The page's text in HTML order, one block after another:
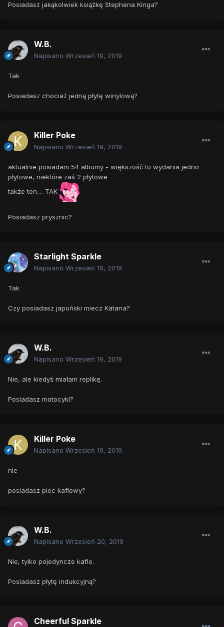
Posiadasz jakąkolwiek książkę Stephena Kinga?
W.B.
Napisano Wrzesień 19, 2019
Tak
Posiadasz chociaż jedną płytę winylową?
Killer Poke
Napisano Wrzesień 19, 2019
aktualnie posiadam 54 albumy - większość to wydania jedno
płytowe, niektóre zaś 2 płytowe
także ten.... TAK
Posiadasz prysznic?
Starlight Sparkle
Napisano Wrzesień 19, 2019
Tak
Czy posiadasz japoński miecz Katana?
W.B.
Napisano Wrzesień 19, 2019
Nie, ale kiedyś miałam replikę.
Posiadasz motocykl?
Killer Poke
Napisano Wrzesień 19, 2019
nie
posiadasz piec kaflowy?
W.B.
Napisano Wrzesień 20, 2019
Nie, tylko pojedyncze kafle.
Posiadasz płytę indukcyjną?
Cheerful Sparkle